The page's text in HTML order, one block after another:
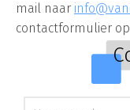
mail naar
contactformulier